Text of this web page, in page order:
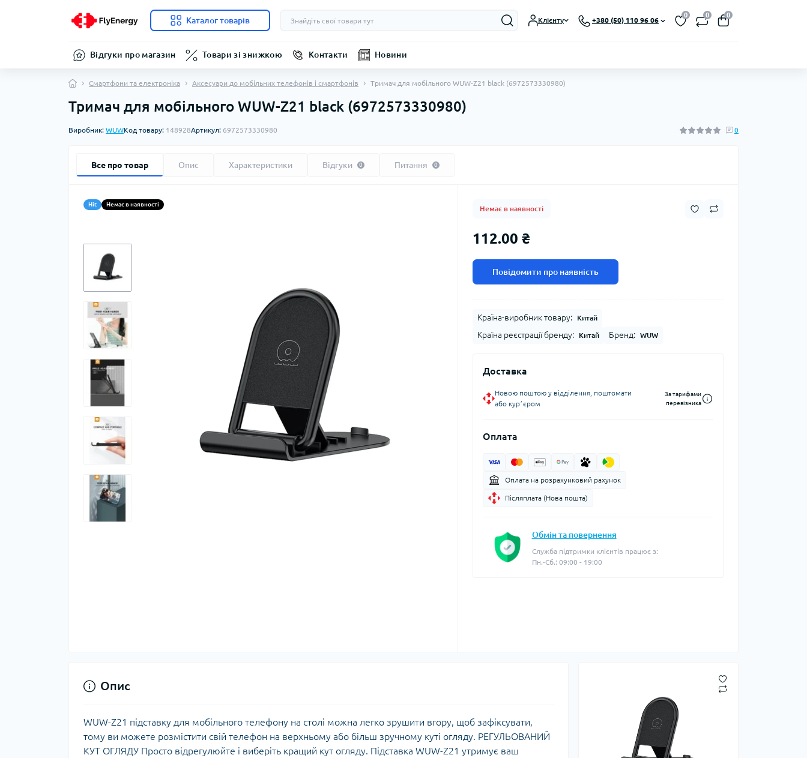
Каталог товарів Клієнту +380 (50) 110 96 06
0 0 0
Відгуки про магазин Товари зі знижкою Контакти Новини
Смартфони та електроніка Аксесуари до мобільних телефонів і смартфонів Тримач для мобільного WUW-Z21 black (6972573330980)
Тримач для мобільного WUW-Z21 black (6972573330980)
Виробник: WUWКод товару: 148928Артикул: 6972573330980 0
Все про товар Опис Характеристики Відгуки 0 Питання 0
Hit Немає в наявності
Немає в наявності
112.00 ₴
Повідомити про наявність
Країна-виробник товару: Китай
Країна реєстрації бренду: Китай Бренд: WUW
Доставка
Новою поштою у відділення, поштомати
або курʼєром
За тарифами
перевізника
Оплата
Оплата на розрахунковий рахунок
Післяплата (Нова пошта)
Обмін та повернення
Служба підтримки клієнтів працює з:
Пн.-Сб.: 09:00 - 19:00
Опис
WUW-Z21 підставку для мобільного телефону на столі можна легко зрушити вгору, щоб зафіксувати,
тому ви можете розмістити свій телефон на верхньому або більш зручному куті огляду. РЕГУЛЬОВАНИЙ
КУТ ОГЛЯДУ Просто відрегулюйте і виберіть кращий кут огляду. Підставка WUW-Z21 утримує ваш